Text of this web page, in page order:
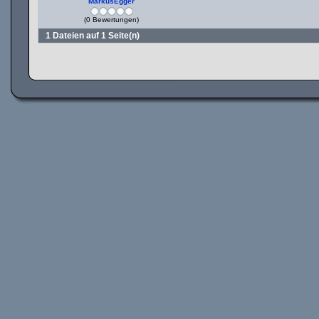
(0 Bewertungen)
1 Dateien auf 1 Seite(n)